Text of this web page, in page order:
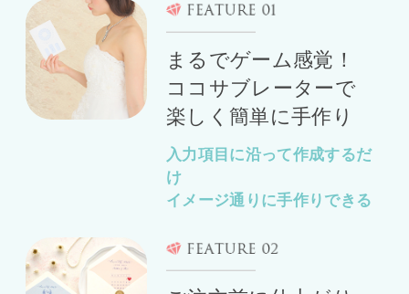
まるでゲーム感覚！
ココサブレーターで
楽しく簡単に手作り
入力項目に沿って作成するだ
け
イメージ通りに手作りできる